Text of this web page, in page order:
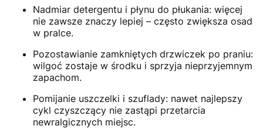
Nadmiar detergentu i płynu do płukania: więcej
nie zawsze znaczy lepiej – często zwiększa osad
w pralce.
Pozostawianie zamkniętych drzwiczek po praniu:
wilgoć zostaje w środku i sprzyja nieprzyjemnym
zapachom.
Pomijanie uszczelki i szuflady: nawet najlepszy
cykl czyszczący nie zastąpi przetarcia
newralgicznych miejsc.